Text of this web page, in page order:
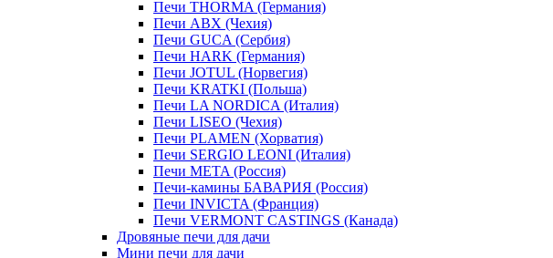
Печи THORMA (Германия)
Печи ABX (Чехия)
Печи GUCA (Сербия)
Печи HARK (Германия)
Печи JOTUL (Норвегия)
Печи KRATKI (Польша)
Печи LA NORDICA (Италия)
Печи LISEO (Чехия)
Печи PLAMEN (Хорватия)
Печи SERGIO LEONI (Италия)
Печи META (Россия)
Печи-камины БАВАРИЯ (Россия)
Печи INVICTA (Франция)
Печи VERMONT CASTINGS (Канада)
Дровяные печи для дачи
Мини печи для дачи